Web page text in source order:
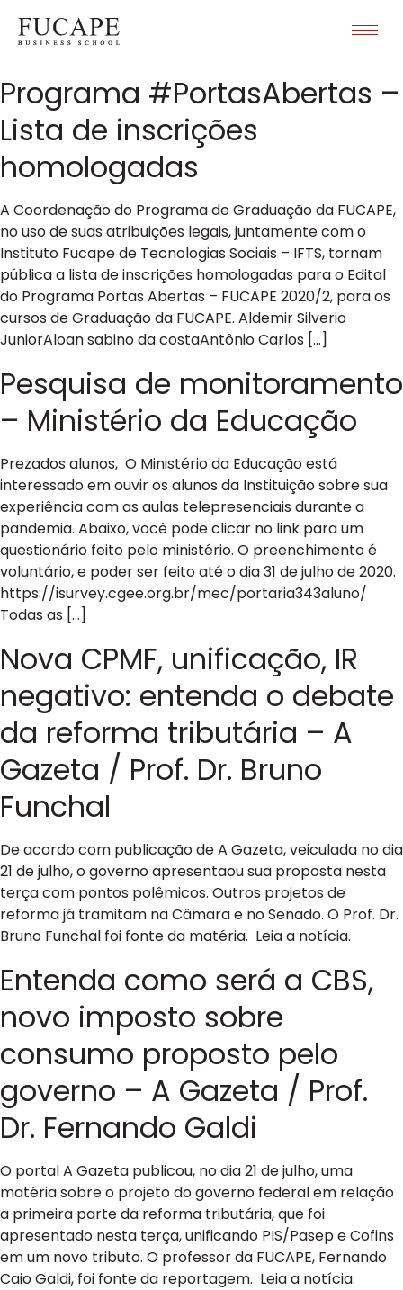
Programa #PortasAbertas –
Lista de inscrições
homologadas
A Coordenação do Programa de Graduação da FUCAPE,
no uso de suas atribuições legais, juntamente com o
Instituto Fucape de Tecnologias Sociais – IFTS, tornam
pública a lista de inscrições homologadas para o Edital
do Programa Portas Abertas – FUCAPE 2020/2, para os
cursos de Graduação da FUCAPE. Aldemir Silverio
JuniorAloan sabino da costaAntônio Carlos […]
Pesquisa de monitoramento
– Ministério da Educação
Prezados alunos, O Ministério da Educação está
interessado em ouvir os alunos da Instituição sobre sua
experiência com as aulas telepresenciais durante a
pandemia. Abaixo, você pode clicar no link para um
questionário feito pelo ministério. O preenchimento é
voluntário, e poder ser feito até o dia 31 de julho de 2020.
https://isurvey.cgee.org.br/mec/portaria343aluno/
Todas as […]
Nova CPMF, unificação, IR
negativo: entenda o debate
da reforma tributária – A
Gazeta / Prof. Dr. Bruno
Funchal
De acordo com publicação de A Gazeta, veiculada no dia
21 de julho, o governo apresentaou sua proposta nesta
terça com pontos polêmicos. Outros projetos de
reforma já tramitam na Câmara e no Senado. O Prof. Dr.
Bruno Funchal foi fonte da matéria. Leia a notícia.
Entenda como será a CBS,
novo imposto sobre
consumo proposto pelo
governo – A Gazeta / Prof.
Dr. Fernando Galdi
O portal A Gazeta publicou, no dia 21 de julho, uma
matéria sobre o projeto do governo federal em relação
a primeira parte da reforma tributária, que foi
apresentado nesta terça, unificando PIS/Pasep e Cofins
em um novo tributo. O professor da FUCAPE, Fernando
Caio Galdi, foi fonte da reportagem. Leia a notícia.